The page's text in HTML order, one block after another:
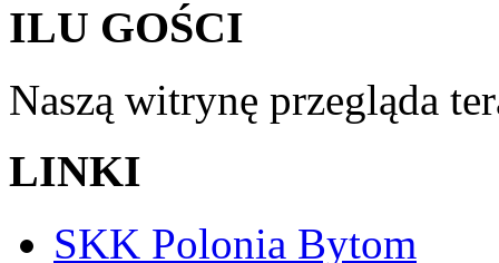
ILU GOŚCI
Naszą witrynę przegląda
LINKI
SKK Polonia Bytom